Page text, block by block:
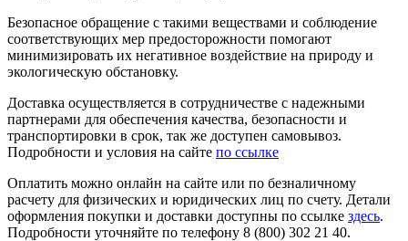
Безопасное обращение с такими веществами и соблюдение
соответствующих мер предосторожности помогают
минимизировать их негативное воздействие на природу и
экологическую обстановку.
Доставка осуществляется в сотрудничестве с надежными
партнерами для обеспечения качества, безопасности и
транспортировки в срок, так же доступен самовывоз.
Подробности и условия на сайте по ссылке
Оплатить можно онлайн на сайте или по безналичному
расчету для физических и юридических лиц по счету. Детали
оформления покупки и доставки доступны по ссылке здесь.
Подробности уточняйте по телефону 8 (800) 302 21 40.